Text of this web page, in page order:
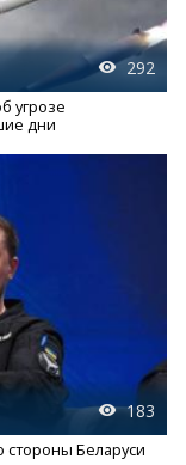
292
угрозе
дни
183
стороны Беларуси